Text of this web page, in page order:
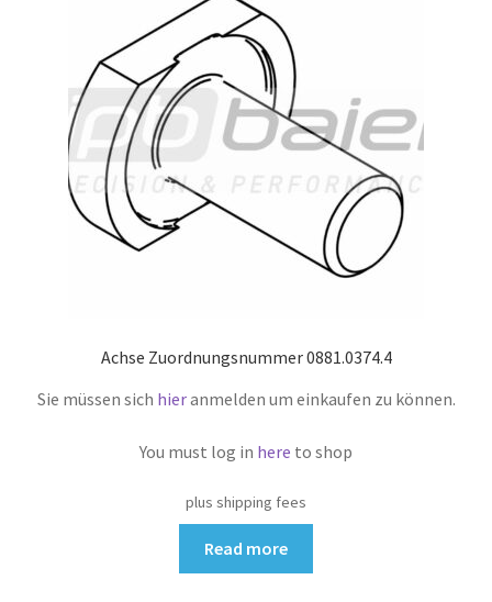
Achse Zuordnungsnummer 0881.0374.4
Sie müssen sich hieranmelden um einkaufen zu können.
You must log in here to shop
plus shipping fees
Read more